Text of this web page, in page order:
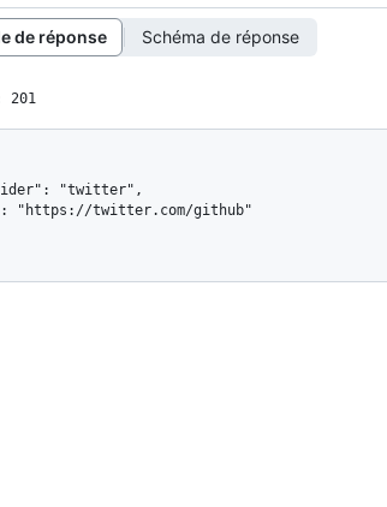
de réponse Schéma de réponse
201